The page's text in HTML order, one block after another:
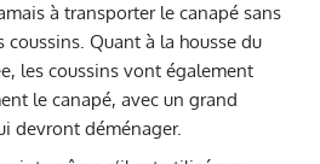
à transporter le canapé sans
coussins. Quant à la housse du
les coussins vont également
le canapé, avec un grand
devront déménager.